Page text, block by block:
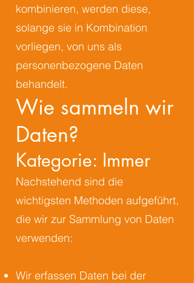
kombinieren, werden diese,
solange sie in Kombination
vorliegen, von uns als
personenbezogene Daten
behandelt.
Wie sammeln wir
Daten?
Kategorie: Immer
Nachstehend sind die
wichtigsten Methoden aufgeführt,
die wir zur Sammlung von Daten
verwenden:
Wir erfassen Daten bei der